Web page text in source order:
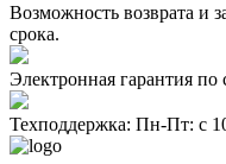
Возможность возврата и
срока.
Электронная гарантия
Техподдержка: Пн-Пт: с